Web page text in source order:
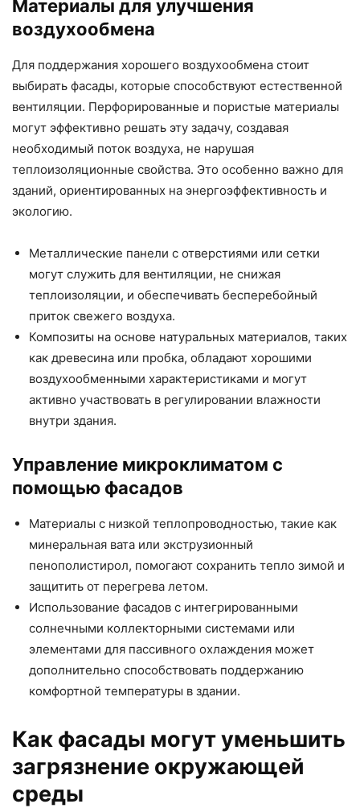
Материалы для улучшения
воздухообмена
Для поддержания хорошего воздухообмена стоит
выбирать фасады, которые способствуют естественной
вентиляции. Перфорированные и пористые материалы
могут эффективно решать эту задачу, создавая
необходимый поток воздуха, не нарушая
теплоизоляционные свойства. Это особенно важно для
зданий, ориентированных на энергоэффективность и
экологию.
Металлические панели с отверстиями или сетки
могут служить для вентиляции, не снижая
теплоизоляции, и обеспечивать бесперебойный
приток свежего воздуха.
Композиты на основе натуральных материалов, таких
как древесина или пробка, обладают хорошими
воздухообменными характеристиками и могут
активно участвовать в регулировании влажности
внутри здания.
Управление микроклиматом с
помощью фасадов
Материалы с низкой теплопроводностью, такие как
минеральная вата или экструзионный
пенополистирол, помогают сохранить тепло зимой и
защитить от перегрева летом.
Использование фасадов с интегрированными
солнечными коллекторными системами или
элементами для пассивного охлаждения может
дополнительно способствовать поддержанию
комфортной температуры в здании.
Как фасады могут уменьшить
загрязнение окружающей
среды